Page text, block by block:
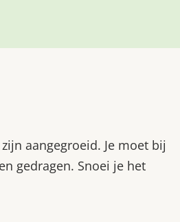
aangegroeid. Je moet bij
gedragen. Snoei je het